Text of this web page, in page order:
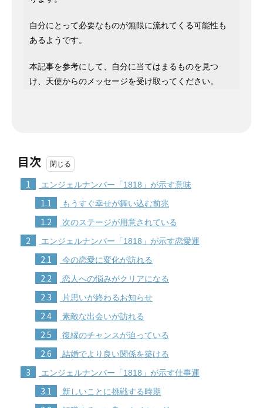
自分にとって必要なものが無限に流れてくる可能性も
あるようです。
本記事を参考にして、自分に当てはまるものを見つ
け、天使からのメッセージを受け取ってください。
目次
1 エンジェルナンバー「1818」が示す意味
1.1 もうすぐ幸せが舞い込む前兆
1.2 次のステージが用意されている
2 エンジェルナンバー「1818」が示す恋愛運
2.1 今の恋愛に変化が訪れる
2.2 恋人への悩みがクリアになる
2.3 片思いが終わるお知らせ
2.4 素敵な出会いが訪れる
2.5 復縁のチャンスが迫っている
2.6 結婚でより良い関係を築ける
3 エンジェルナンバー「1818」が示す仕事運
3.1 新しいことに挑戦する時期